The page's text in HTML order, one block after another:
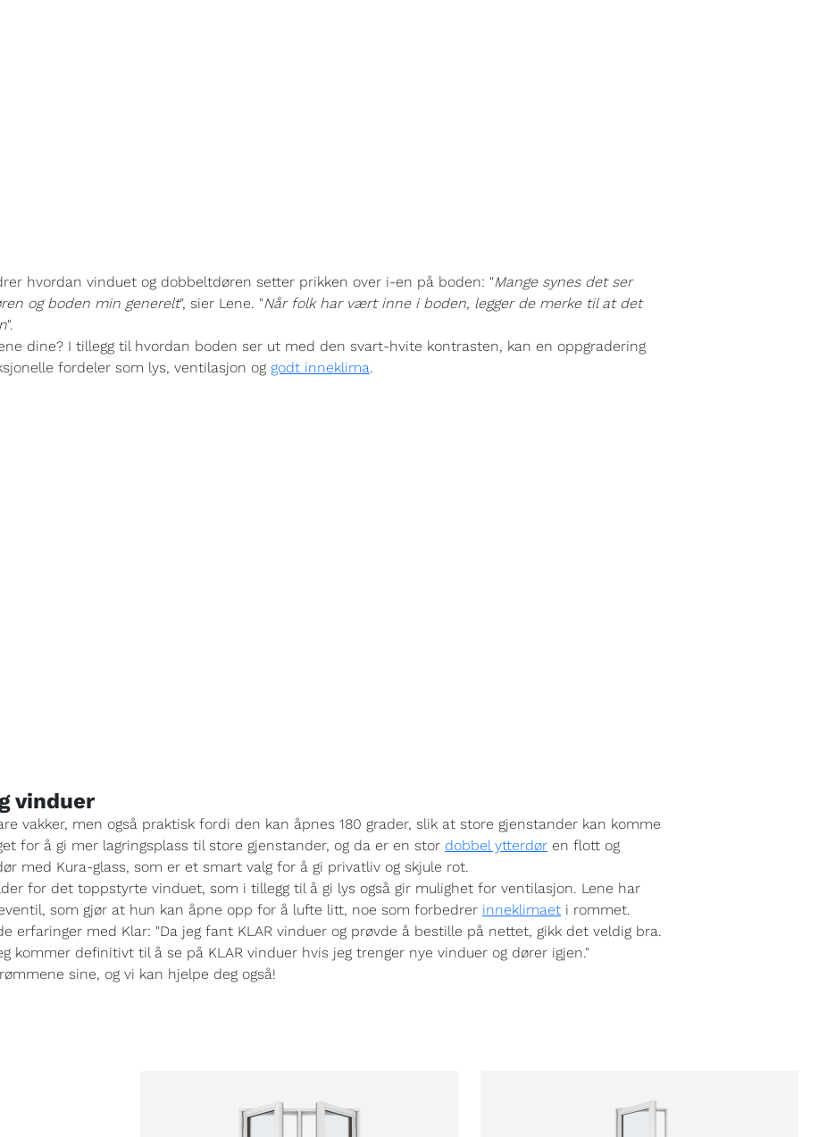
hvordan vinduet og dobbeltdøren setter prikken over i-en på boden: "Mange synes det ser
og boden min generelt", sier Lene. "Når folk har vært inne i boden, legger de merke til at det
".
dine? I tillegg til hvordan boden ser ut med den svart-hvite kontrasten, kan en oppgradering
fordeler som lys, ventilasjon og godt inneklima.
vinduer
vakker, men også praktisk fordi den kan åpnes 180 grader, slik at store gjenstander kan komme
for å gi mer lagringsplass til store gjenstander, og da er en stor dobbel ytterdør en flott og
med Kura-glass, som er et smart valg for å gi privatliv og skjule rot.
for det toppstyrte vinduet, som i tillegg til å gi lys også gir mulighet for ventilasjon. Lene har
som gjør at hun kan åpne opp for å lufte litt, noe som forbedrer inneklimaet i rommet.
erfaringer med Klar: "Da jeg fant KLAR vinduer og prøvde å bestille på nettet, gikk det veldig bra.
kommer definitivt til å se på KLAR vinduer hvis jeg trenger nye vinduer og dører igjen."
sine, og vi kan hjelpe deg også!